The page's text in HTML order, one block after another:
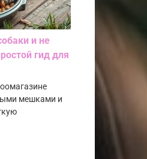
и не
гид для
мешками и